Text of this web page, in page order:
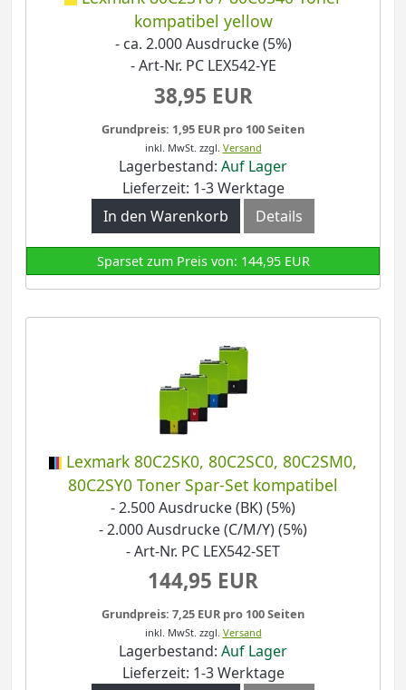
kompatibel yellow
- ca. 2.000 Ausdrucke (5%)
- Art-Nr. PC LEX542-YE
38,95 EUR
Grundpreis: 1,95 EUR pro 100 Seiten
inkl. MwSt. zzgl. Versand
Lagerbestand: Auf Lager
Lieferzeit: 1-3 Werktage
In den Warenkorb
Details
Sparset zum Preis von: 144,95 EUR
Lexmark 80C2SK0, 80C2SC0, 80C2SM0,
80C2SY0 Toner Spar-Set kompatibel
- 2.500 Ausdrucke (BK) (5%)
- 2.000 Ausdrucke (C/M/Y) (5%)
- Art-Nr. PC LEX542-SET
144,95 EUR
Grundpreis: 7,25 EUR pro 100 Seiten
inkl. MwSt. zzgl. Versand
Lagerbestand: Auf Lager
Lieferzeit: 1-3 Werktage